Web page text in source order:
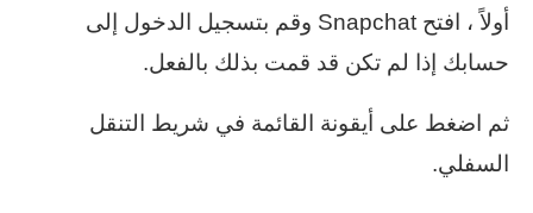
أولاً ، افتح Snapchat وقم بتسجيل الدخول إلى
حسابك إذا لم تكن قد قمت بذلك بالفعل.
ثم اضغط على أيقونة القائمة في شريط التنقل
السفلي.